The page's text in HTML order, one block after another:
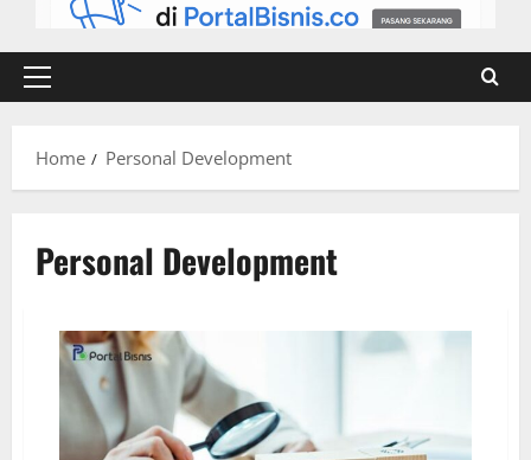
Home Personal Development
Personal Development